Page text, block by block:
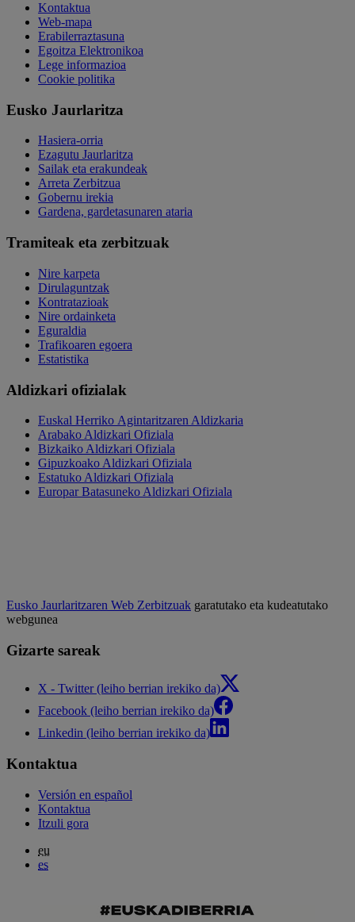
Kontaktua
Web-mapa
Erabilerraztasuna
Egoitza Elektronikoa
Lege informazioa
Cookie politika
Eusko Jaurlaritza
Hasiera-orria
Ezagutu Jaurlaritza
Sailak eta erakundeak
Arreta Zerbitzua
Gobernu irekia
Gardena, gardetasunaren ataria
Tramiteak eta zerbitzuak
Nire karpeta
Dirulaguntzak
Kontratazioak
Nire ordainketa
Eguraldia
Trafikoaren egoera
Estatistika
Aldizkari ofizialak
Euskal Herriko Agintaritzaren Aldizkaria
Arabako Aldizkari Ofiziala
Bizkaiko Aldizkari Ofiziala
Gipuzkoako Aldizkari Ofiziala
Estatuko Aldizkari Ofiziala
Europar Batasuneko Aldizkari Ofiziala
Eusko Jaurlaritzaren Web Zerbitzuak garatutako eta kudeatutako
webgunea
Gizarte sareak
X - Twitter (leiho berrian irekiko da)
Facebook (leiho berrian irekiko da)
Linkedin (leiho berrian irekiko da)
Kontaktua
Versión en español
Kontaktua
Itzuli gora
eu
es